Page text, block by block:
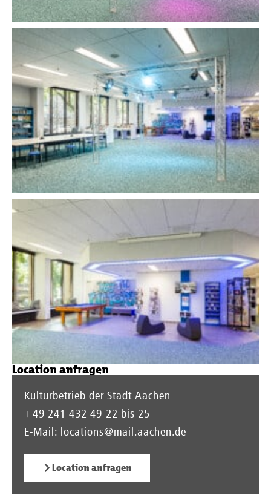
Location anfragen
Kulturbetrieb der Stadt Aachen
+49 241 432 49-22 bis 25
E-Mail: locations@mail.aachen.de
Location anfragen